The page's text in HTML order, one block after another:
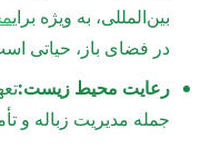
بین‌المللی، به ویژه برای
در فضای باز، حیاتی
رعایت محیط زیست:
جمله مدیریت زباله و